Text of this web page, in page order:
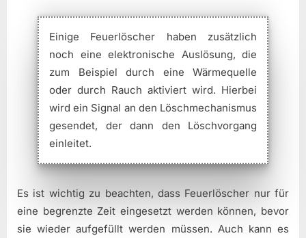
Einige Feuerlöscher haben zusätzlich
noch eine elektronische Auslösung, die
zum Beispiel durch eine Wärmequelle
oder durch Rauch aktiviert wird. Hierbei
wird ein Signal an den Löschmechanismus
gesendet, der dann den Löschvorgang
einleitet.
Es ist wichtig zu beachten, dass Feuerlöscher nur für
eine begrenzte Zeit eingesetzt werden können, bevor
sie wieder aufgefüllt werden müssen. Auch kann es